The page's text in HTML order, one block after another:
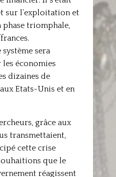
sur l’exploitation et
phase triomphale,
système sera
économies
dizaines de
Etats-Unis et en
grâce aux
transmettaient,
cette crise
que le
réagissent